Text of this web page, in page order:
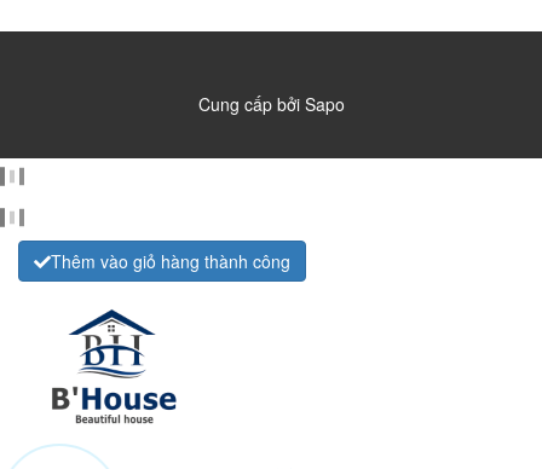
Cung cấp bởi Sapo
Thêm vào giỏ hàng thành công